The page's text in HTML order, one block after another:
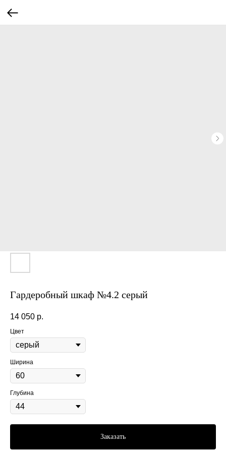
Гардеробный шкаф №4.2 серый
14 050 р.
Цвет
Ширина
Глубина
Заказать